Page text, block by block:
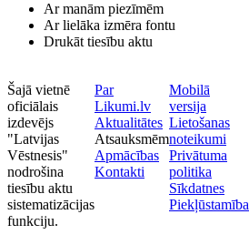
Ar manām piezīmēm
Ar lielāka izmēra fontu
Drukāt tiesību aktu
Šajā vietnē
oficiālais
izdevējs
"Latvijas
Vēstnesis"
nodrošina
tiesību aktu
sistematizācijas
funkciju.
Par
Likumi.lv
Aktualitātes
Atsauksmēm
Apmācības
Kontakti
Mobilā
versija
Lietošanas
noteikumi
Privātuma
politika
Sīkdatnes
Piekļūstamība